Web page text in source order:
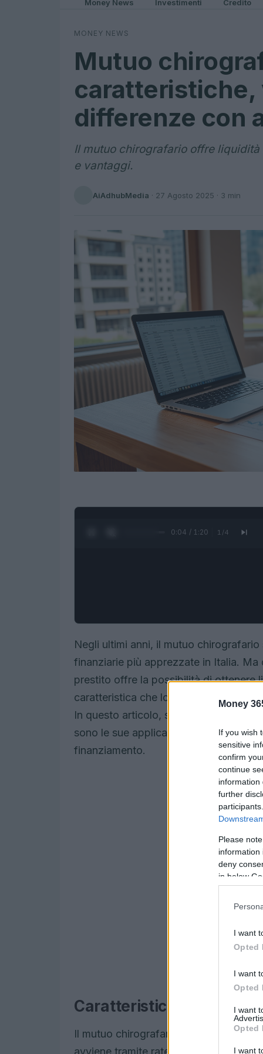
Money
If you wish
sensitive
confirm
continue
information
further
Please
information
deny
in below
I want
Opted
I want
Opted
I want
Opted
I want
Money News Investimenti Credito
MONEY NEWS
Mutuo
caratteristiche,
differenze con
Il mutuo chirografario offre
e vantaggi.
AiAdhubMedia · 27 Agosto 2025 · 3 min
0:05 / 1:20 1 /4
Negli ultimi anni, il mutuo
finanziarie più apprezzate in Italia.
prestito offre la possibilità di ottenere
caratteristica che lo rende
In questo articolo, scopriremo più a
sono le sue applicazioni principali e
finanziamento.
Caratteristiche del
Il mutuo chirografario è un